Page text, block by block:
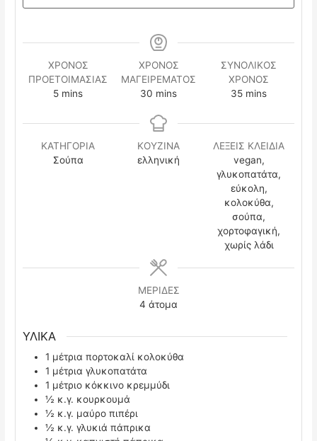
ΧΡΟΝΟΣ
ΠΡΟΕΤΟΙΜΑΣΙΑΣ
5minutes
mins
ΧΡΟΝΟΣ
ΜΑΓΕΙΡΕΜΑΤΟΣ
30 minutes
mins
ΣΥΝΟΛΙΚΟΣ
ΧΡΟΝΟΣ
35minutes
mins
ΚΑΤΗΓΟΡΙΑ
Σούπα
ΚΟΥΖΙΝΑ
ελληνική
ΛΕΞΕΙΣ ΚΛΕΙΔΙΑ
vegan,
γλυκοπατάτα,
εύκολη,
κολοκύθα,
σούπα,
χορτοφαγική,
χωρίς λάδι
ΜΕΡΙΔΕΣ
4 άτομα
ΥΛΙΚΑ
1 μέτρια πορτοκαλί κολοκύθα
1 μέτρια γλυκοπατάτα
1 μέτριο κόκκινο κρεμμύδι
½ κ.γ. κουρκουμά
½ κ.γ. μαύρο πιπέρι
½ κ.γ.γλυκιά πάπρικα